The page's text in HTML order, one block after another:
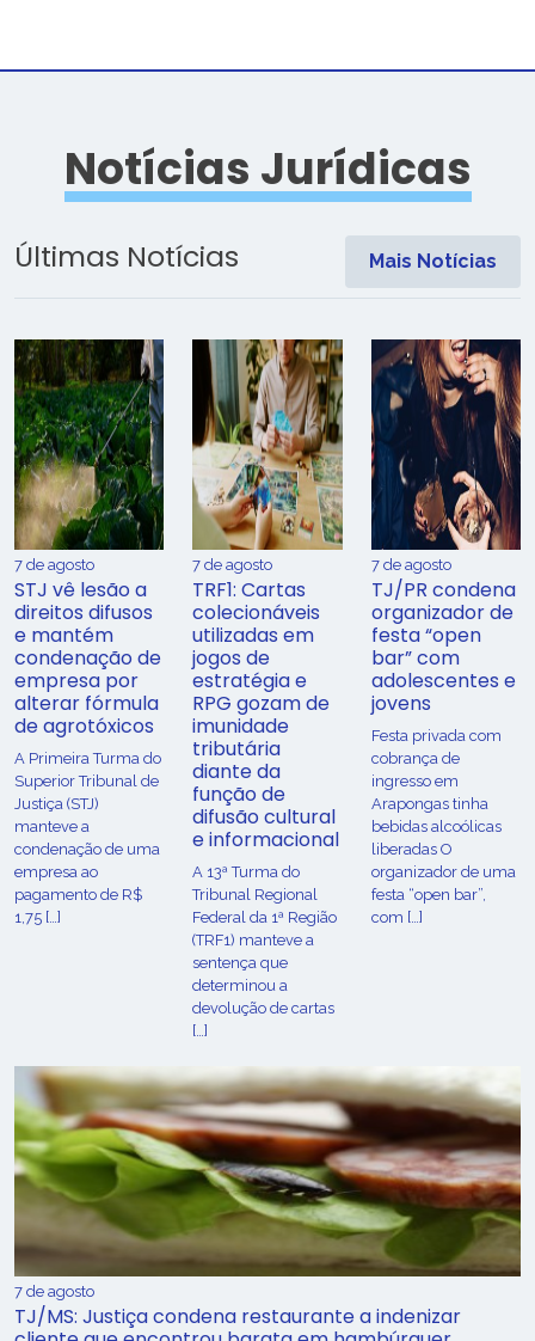
Notícias Jurídicas
Últimas Notícias Mais Notícias
7 de agosto
STJ vê lesão a
direitos difusos
e mantém
condenação de
empresa por
alterar fórmula
de agrotóxicos
​A Primeira Turma do
Superior Tribunal de
Justiça (STJ)
manteve a
condenação de uma
empresa ao
pagamento de R$
1,75 […]
7 de agosto
TRF1: Cartas
colecionáveis
utilizadas em
jogos de
estratégia e
RPG gozam de
imunidade
tributária
diante da
função de
difusão cultural
e informacional
A 13ª Turma do
Tribunal Regional
Federal da 1ª Região
(TRF1) manteve a
sentença que
determinou a
devolução de cartas
[…]
7 de agosto
TJ/PR condena
organizador de
festa “open
bar” com
adolescentes e
jovens
Festa privada com
cobrança de
ingresso em
Arapongas tinha
bebidas alcoólicas
liberadas O
organizador de uma
festa “open bar”,
com […]
7 de agosto
TJ/MS: Justiça condena restaurante a indenizar